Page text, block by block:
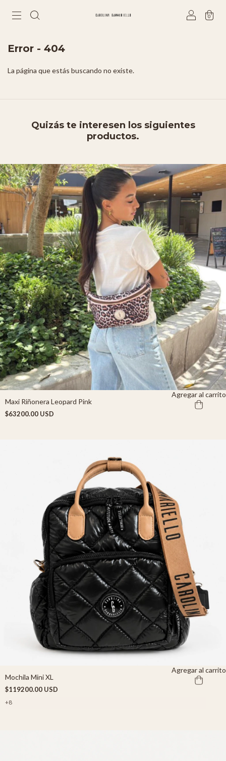
0
Error - 404
La página que estás buscando no existe.
Quizás te interesen los siguientes
productos.
Maxi Riñonera Leopard Pink
$63200.00 USD
Agregar al carrito
Mochila Mini XL
$119200.00 USD
+8
Agregar al carrito